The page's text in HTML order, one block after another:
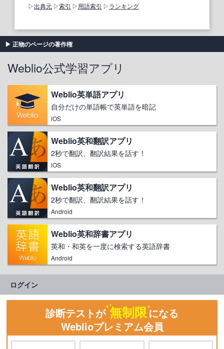
出典元 索引 用語索引 ランキング
正物のページの著作権
Weblio公式学習アプリ
Weblio英単語アプリ
自分だけの単語帳で英単語を暗記
iOS
Weblio英和翻訳アプリ
2秒で翻訳、翻訳結果を話す！
iOS
Weblio英和翻訳アプリ
2秒で翻訳、翻訳結果を話す！
Android
Weblio英和辞書アプリ
英和・和英を一度に検索する英語辞書
Android
ログイン
診断テストが 無制限になる
Weblioプレミアム会員